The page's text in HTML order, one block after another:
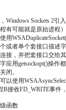
Windows Sockets 2
有可能就是原始进程
用
或者单个套接口描述
接，并把套接口交给
应用getsockopt()操
闭。
以使用
B接收FD_WRITE事件
函数